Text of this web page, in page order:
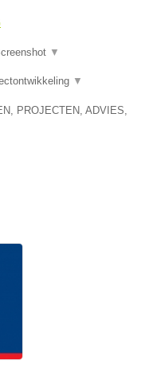
▼
▼
PROJECTEN, ADVIES,